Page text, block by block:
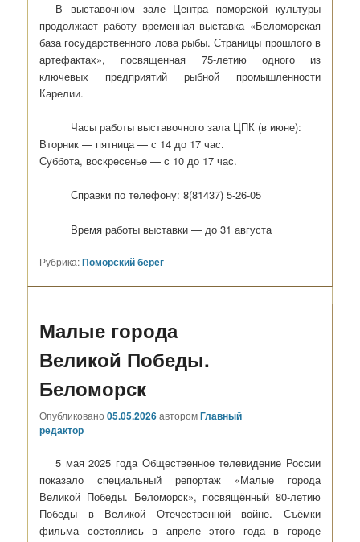
В выставочном зале Центра поморской культуры
продолжает работу временная выставка «Беломорская
база государственного лова рыбы. Страницы прошлого в
артефактах», посвященная 75-летию одного из
ключевых предприятий рыбной промышленности
Карелии.
Часы работы выставочного зала ЦПК (в июне):
Вторник — пятница — с 14 до 17 час.
Суббота, воскресенье — с 10 до 17 час.
Справки по телефону: 8(81437) 5-26-05
Время работы выставки — до 31 августа
Рубрика:Поморский берег
Малые города
Великой Победы.
Беломорск
Опубликовано05.05.2026авторомГлавный
редактор
5 мая 2025 года Общественное телевидение России
показало специальный репортаж «Малые города
Великой Победы. Беломорск», посвящённый 80-летию
Победы в Великой Отечественной войне. Съёмки
фильма состоялись в апреле этого года в городе